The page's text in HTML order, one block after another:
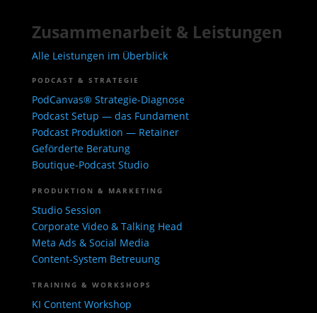
Zusammenarbeit & Leistungen
Alle Leistungen im Überblick
PODCAST & STRATEGIE
PodCanvas® Strategie-Diagnose
Podcast Setup — das Fundament
Podcast Produktion — Retainer
Geförderte Beratung
Boutique-Podcast Studio
PRODUKTION & MARKETING
Studio Session
Corporate Video & Talking Head
Meta Ads & Social Media
Content-System Betreuung
TRAINING & WORKSHOPS
KI Content Workshop